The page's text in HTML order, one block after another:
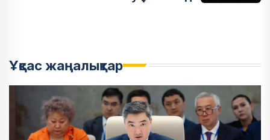
Ұқсас жаңалықтар